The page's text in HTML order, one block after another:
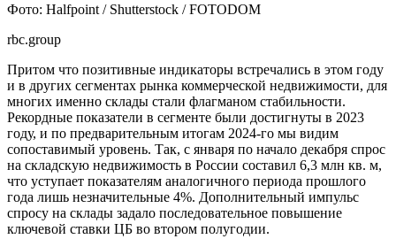
Фото: Halfpoint / Shutterstock / FOTODOM
rbc.group
Притом что позитивные индикаторы встречались в этом году
и в других сегментах рынка коммерческой недвижимости, для
многих именно склады стали флагманом стабильности.
Рекордные показатели в сегменте были достигнуты в 2023
году, и по предварительным итогам 2024-го мы видим
сопоставимый уровень. Так, с января по начало декабря спрос
на складскую недвижимость в России составил 6,3 млн кв. м,
что уступает показателям аналогичного периода прошлого
года лишь незначительные 4%. Дополнительный импульс
спросу на склады задало последовательное повышение
ключевой ставки ЦБ во втором полугодии.